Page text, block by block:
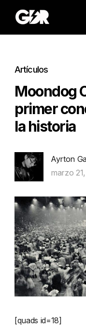
Artículos
Moondog
primer
la historia
Ayrton
marzo
[quads id=18]